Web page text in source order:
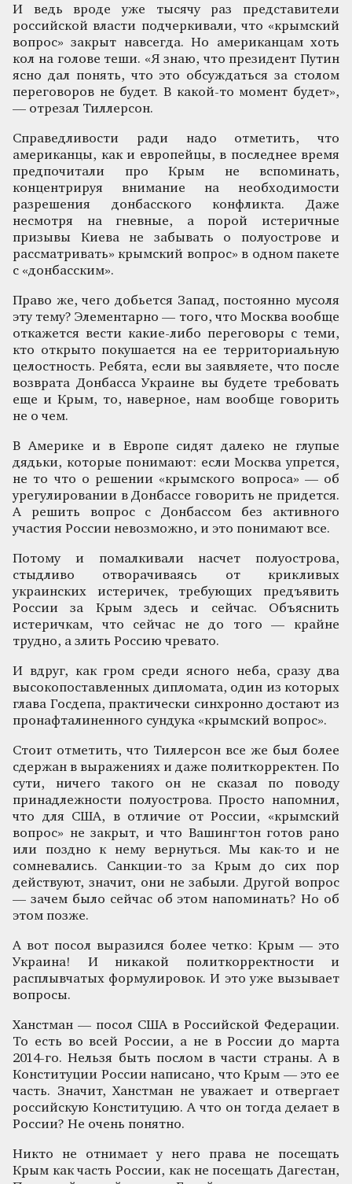
И ведь вроде уже тысячу раз представители
российской власти подчеркивали, что «крымский
вопрос» закрыт навсегда. Но американцам хоть
кол на голове теши. «Я знаю, что президент Путин
ясно дал понять, что это обсуждаться за столом
переговоров не будет. В какой-то момент будет»,
— отрезал Тиллерсон.
Справедливости ради надо отметить, что
американцы, как и европейцы, в последнее время
предпочитали про Крым не вспоминать,
концентрируя внимание на необходимости
разрешения донбасского конфликта. Даже
несмотря на гневные, а порой истеричные
призывы Киева не забывать о полуострове и
рассматривать» крымский вопрос» в одном пакете
с «донбасским».
Право же, чего добьется Запад, постоянно мусоля
эту тему? Элементарно — того, что Москва вообще
откажется вести какие-либо переговоры с теми,
кто открыто покушается на ее территориальную
целостность. Ребята, если вы заявляете, что после
возврата Донбасса Украине вы будете требовать
еще и Крым, то, наверное, нам вообще говорить
не о чем.
В Америке и в Европе сидят далеко не глупые
дядьки, которые понимают: если Москва упрется,
не то что о решении «крымского вопроса» — об
урегулировании в Донбассе говорить не придется.
А решить вопрос с Донбассом без активного
участия России невозможно, и это понимают все.
Потому и помалкивали насчет полуострова,
стыдливо отворачиваясь от крикливых
украинских истеричек, требующих предъявить
России за Крым здесь и сейчас. Объяснить
истеричкам, что сейчас не до того — крайне
трудно, а злить Россию чревато.
И вдруг, как гром среди ясного неба, сразу два
высокопоставленных дипломата, один из которых
глава Госдепа, практически синхронно достают из
пронафталиненного сундука «крымский вопрос».
Стоит отметить, что Тиллерсон все же был более
сдержан в выражениях и даже политкорректен. По
сути, ничего такого он не сказал по поводу
принадлежности полуострова. Просто напомнил,
что для США, в отличие от России, «крымский
вопрос» не закрыт, и что Вашингтон готов рано
или поздно к нему вернуться. Мы как-то и не
сомневались. Санкции-то за Крым до сих пор
действуют, значит, они не забыли. Другой вопрос
— зачем было сейчас об этом напоминать? Но об
этом позже.
А вот посол выразился более четко: Крым — это
Украина! И никакой политкорректности и
расплывчатых формулировок. И это уже вызывает
вопросы.
Ханстман — посол США в Российской Федерации.
То есть во всей России, а не в России до марта
2014-го. Нельзя быть послом в части страны. А в
Конституции России написано, что Крым — это ее
часть. Значит, Ханстман не уважает и отвергает
российскую Конституцию. А что он тогда делает в
России? Не очень понятно.
Никто не отнимает у него права не посещать
Крым как часть России, как не посещать Дагестан,